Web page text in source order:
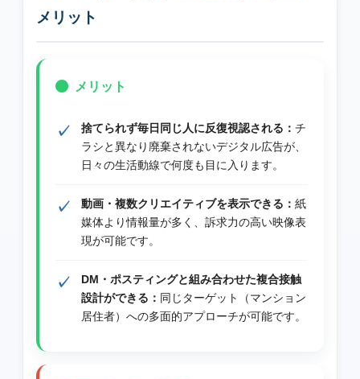
メリット
メリット
捨てられず毎日同じ人に反復視認される： チ
ラシと異なり廃棄されないデジタル広告が、
日々の生活動線で何度も目に入ります。
動画・複数クリエイティブを表示できる： 紙
媒体より情報量が多く、訴求力の高い映像表
現が可能です。
DM・ポスティングと組み合わせた複合接触
設計ができる： 同じターゲット（マンション
居住者）への多面的アプローチが可能です。